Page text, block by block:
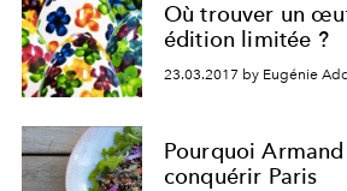
Où trouver un
édition limitée ?
23.03.2017 by Eugénie
Pourquoi
conquérir Paris